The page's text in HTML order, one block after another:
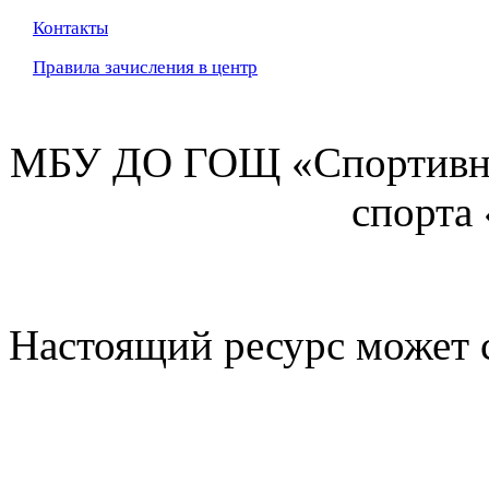
Контакты
Правила зачисления в центр
МБУ ДО ГОЩ
Настоящий ресурс может